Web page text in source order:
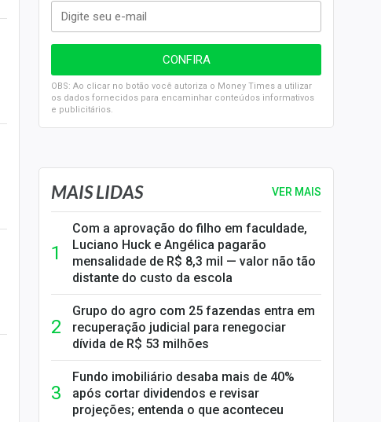
OBS: Ao clicar no botão você autoriza o Money Times a utilizar
os dados fornecidos para encaminhar conteúdos informativos
e publicitários.
SELIC em 14%: A repercussão da decisão sobre os JUROS
MAIS LIDAS VER MAIS
Com a aprovação do filho em faculdade,
Luciano Huck e Angélica pagarão
mensalidade de R$ 8,3 mil — valor não tão
distante do custo da escola
Grupo do agro com 25 fazendas entra em
recuperação judicial para renegociar
dívida de R$ 53 milhões
Fundo imobiliário desaba mais de 40%
após cortar dividendos e revisar
projeções; entenda o que aconteceu